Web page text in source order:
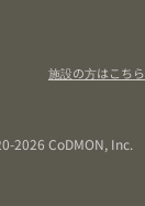
施設の方はこちら
2026 CoDMON, Inc.